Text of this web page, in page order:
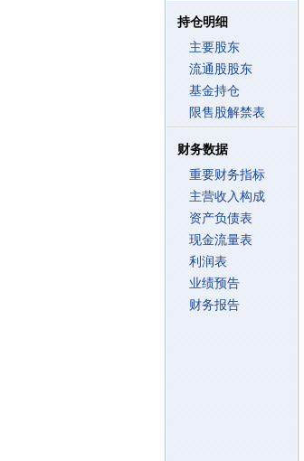
持仓明细
主要股东
流通股股东
基金持仓
限售股解禁表
财务数据
重要财务指标
主营收入构成
资产负债表
现金流量表
利润表
业绩预告
财务报告